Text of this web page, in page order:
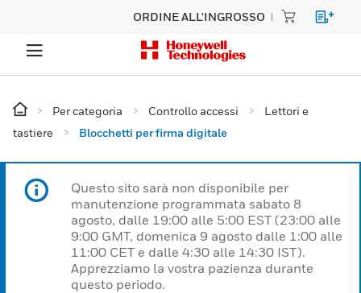
ORDINE ALL'INGROSSO
Per categoria Controllo accessi
Lettori e
tastiere
Blocchetti per firma digitale
Questo sito sarà non disponibile per
manutenzione programmata sabato 8
agosto, dalle 19:00 alle 5:00 EST (23:00 alle
9:00 GMT, domenica 9 agosto dalle 1:00 alle
11:00 CET e dalle 4:30 alle 14:30 IST).
Apprezziamo la vostra pazienza durante
questo periodo.